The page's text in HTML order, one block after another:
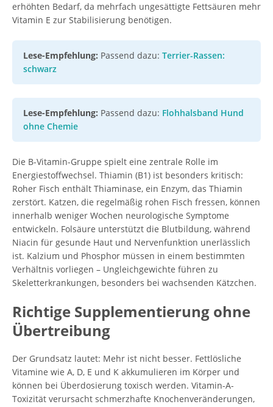
erhöhten Bedarf, da mehrfach ungesättigte Fettsäuren mehr
Vitamin E zur Stabilisierung benötigen.
Lese-Empfehlung: Passend dazu: Terrier-Rassen:
schwarz
Lese-Empfehlung: Passend dazu: Flohhalsband Hund
ohne Chemie
Die B-Vitamin-Gruppe spielt eine zentrale Rolle im
Energiestoffwechsel. Thiamin (B1) ist besonders kritisch:
Roher Fisch enthält Thiaminase, ein Enzym, das Thiamin
zerstört. Katzen, die regelmäßig rohen Fisch fressen, können
innerhalb weniger Wochen neurologische Symptome
entwickeln. Folsäure unterstützt die Blutbildung, während
Niacin für gesunde Haut und Nervenfunktion unerlässlich
ist. Kalzium und Phosphor müssen in einem bestimmten
Verhältnis vorliegen – Ungleichgewichte führen zu
Skeletterkrankungen, besonders bei wachsenden Kätzchen.
Richtige Supplementierung ohne
Übertreibung
Der Grundsatz lautet: Mehr ist nicht besser. Fettlösliche
Vitamine wie A, D, E und K akkumulieren im Körper und
können bei Überdosierung toxisch werden. Vitamin-A-
Toxizität verursacht schmerzhafte Knochenveränderungen,